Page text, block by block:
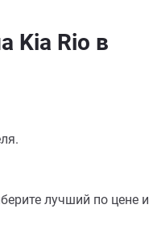
Kia Rio в
лучший по цене и